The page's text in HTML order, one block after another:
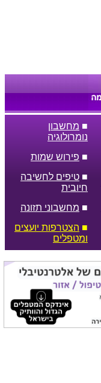
■ מחשבון
נומרולוגיה
■ פירוש שמות
■ טיפים לחשיבה
חיובית
■ מחשבוני תזונה
■ הצטרפות יועצים
ומטפלים